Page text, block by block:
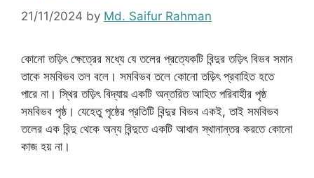
21/11/2024 by Md. Saifur Rahman
কোনো তড়িৎ ক্ষেত্রের মধ্যে যে তলের প্রত্যেকটি বিন্দুর তড়িৎ বিভব সমান
তাকে সমবিভব তল বলে। সমবিভব তলে কোনো তড়িৎ প্রবাহিত হতে
পারে না। স্থির তড়িৎ বিদ্যায় একটি অন্তরিত আহিত পরিবাহীর পৃষ্ঠ
সমবিভব পৃষ্ঠ। যেহেতু পৃষ্ঠের প্রতিটি বিন্দুর বিভব একই, তাই সমবিভব
তলের এক বিন্দু থেকে অন্য বিন্দুতে একটি আধান স্থানান্তর করতে কোনো
কাজ হয় না।